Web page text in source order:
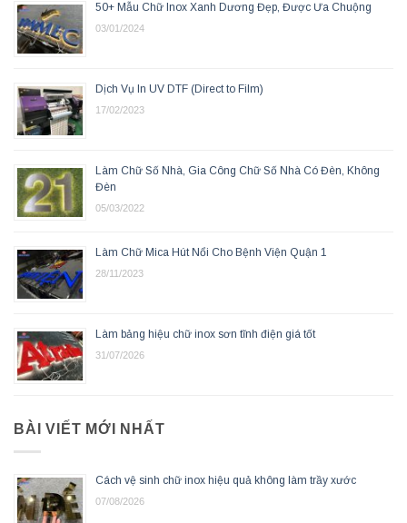
50+ Mẫu Chữ Inox Xanh Dương Đẹp, Được Ưa Chuộng
03/01/2024
Dịch Vụ In UV DTF (Direct to Film)
17/02/2023
Làm Chữ Số Nhà, Gia Công Chữ Số Nhà Có Đèn, Không
Đèn
05/03/2022
Làm Chữ Mica Hút Nổi Cho Bệnh Viện Quận 1
28/11/2023
Làm bảng hiệu chữ inox sơn tĩnh điện giá tốt
31/07/2026
BÀI VIẾT MỚI NHẤT
Cách vệ sinh chữ inox hiệu quả không làm trầy xước
07/08/2026